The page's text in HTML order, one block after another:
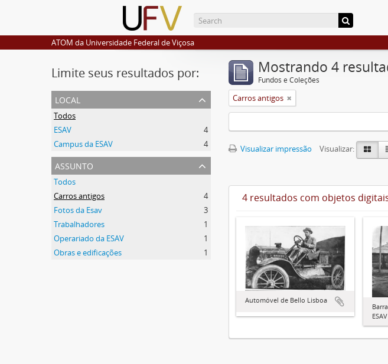
ATOM da Universidade Federal de Viçosa
Limite seus resultados por:
local
Todos
ESAV
4
Campus da ESAV
4
assunto
Todos
Carros antigos
4
Fotos da Esav
3
Trabalhadores
1
Operariado da ESAV
1
Obras e edificações
1
Mostrando 4
Fundos e Coleções
Carros antigos
Visualizar impressão
Visualizar:
4 resultados com objetos
Automóvel de Bello Lisboa